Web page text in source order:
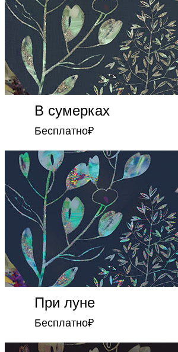
В сумерках
Бесплатно₽
При луне
Бесплатно₽